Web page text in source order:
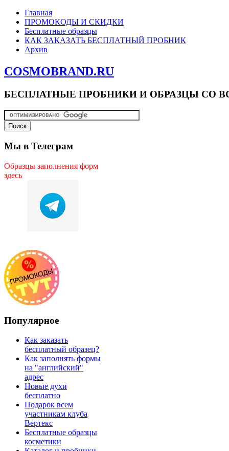
Главная
ПРОМОКОДЫ И СКИДКИ
Бесплатные образцы
КАК ЗАКАЗАТЬ БЕСПЛАТНЫЙ ПРОБНИК
Архив
COSMOBRAND.RU
БЕСПЛАТНЫЕ ПРОБНИКИ И ОБРАЗЦЫ СО
Мы в Телеграм
Образцы заполнения форм
здесь
Популярное
Как заказать
бесплатный образец?
Как заполнять формы
на "английский"
адрес
Новые духи
бесплатно
Подарок всем
участникам клуба
Вертекс
Бесплатные образцы
косметики